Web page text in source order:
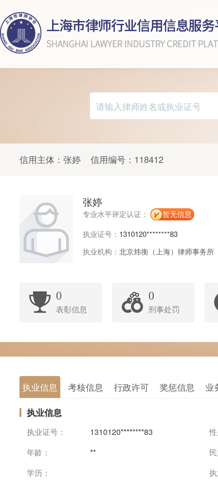
信用主体： 张婷 信用编号： 118412
张婷
专业水平评定认证：
暂无信息
执业证号： 1310120********83
执业机构： 北京炜衡（上海）律师事务所
0
表彰信息
0
刑事处罚
执业信息 考核信息 行政许可 奖惩信息 业
执业信息
执业证号： 1310120********83
年龄：
**
学历：